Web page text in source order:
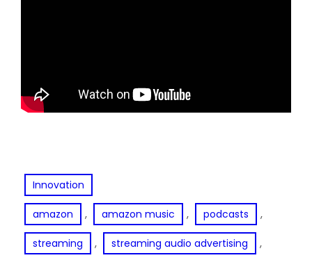
Innovation
amazon , amazon music , podcasts ,
streaming , streaming audio advertising ,